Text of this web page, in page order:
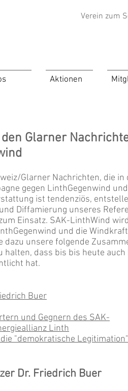
Verein zum
Aktionen
Glarner
Glarner Nachrichten, die in
gegen LinthGegenwind
ist tendenziös,
Diffamierung unseres
Einsatz. SAK-LinthWind wird
und die
dazu unsere folgende
halten, dass bis bis heute
hat.
Buer
und Gegnern des SAK-
Linth
"demokratische
Dr. Friedrich Buer